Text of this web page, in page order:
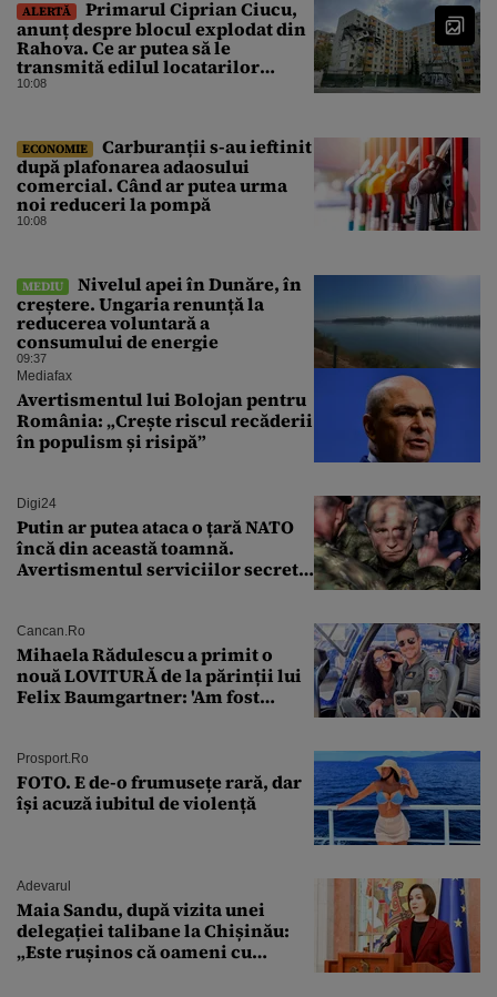
ALERTĂ
Primarul Ciprian Ciucu,
anunț despre blocul explodat din
Rahova. Ce ar putea să le
transmită edilul locatarilor
rămași pe drumuri
10:08
ECONOMIE
Carburanții s-au ieftinit
după plafonarea adaosului
comercial. Când ar putea urma
noi reduceri la pompă
10:08
MEDIU
Nivelul apei în Dunăre, în
creștere. Ungaria renunță la
reducerea voluntară a
consumului de energie
09:37
Mediafax
Avertismentul lui Bolojan pentru
România: „Crește riscul recăderii
în populism și risipă”
Digi24
Putin ar putea ataca o țară NATO
încă din această toamnă.
Avertismentul serviciilor secrete
Cancan.ro
Mihaela Rădulescu a primit o
nouă LOVITURĂ de la părinții lui
Felix Baumgartner: 'Am fost
Prosport.ro
FOTO. E de-o frumusețe rară, dar
își acuză iubitul de violență
Adevarul
Maia Sandu, după vizita unei
delegației talibane la Chișinău:
„Este rușinos că oameni cu